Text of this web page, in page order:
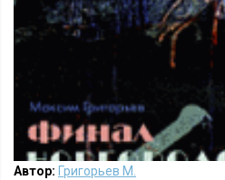
Автор: Григорьев М.